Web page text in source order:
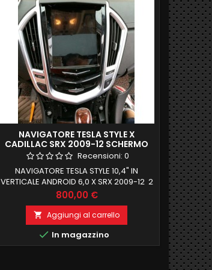
NAVIGATORE TESLA STYLE X
CADILLAC SRX 2009-12 SCHERMO
10,4" VERTICALE FULL TOUCH
Recensioni:0
NAVIGATORE TESLA STYLE 10,4" IN
VERTICALE ANDROID 6,0 X SRX 2009-12 2
+64 GB ROM RECUPERO TOTALE
FUNZIONI DI BORDO E COMANDI AL
VOLANTE
Prezzo
800,00 €
 Aggiungi al carrello
 In magazzino